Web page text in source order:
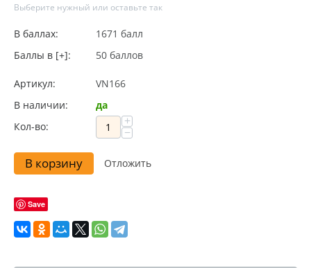
Выберите нужный или оставьте так
В баллах:
1671 балл
Баллы в [+]:
50 баллов
Артикул:
VN166
В наличии:
да
Кол-во:
+
−
В корзину Отложить
Save